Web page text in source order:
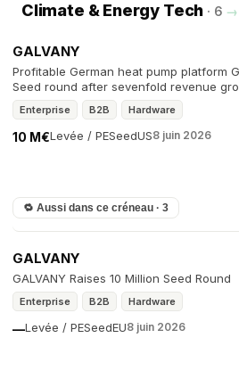
Climate & Energy Tech · 6 →
GALVANY
Profitable German heat pump platform
Seed round after sevenfold revenue
Enterprise B2B Hardware
Levée / PE
10 M€ SeedUS8 juin 2026
🔁 Aussi dans ce créneau · 3
GALVANY
GALVANY Raises 10 Million Seed Round
Enterprise B2B Hardware
Levée / PE
— SeedEU8 juin 2026